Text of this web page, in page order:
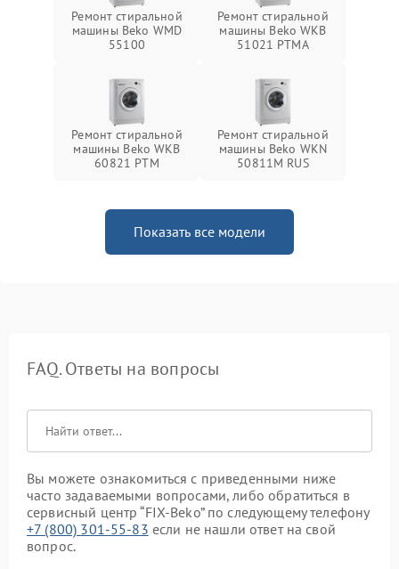
Ремонт стиральной
машины Beko WMD
55100
Ремонт стиральной
машины Beko WKB
51021 PTМА
Ремонт стиральной
машины Beko WKB
60821 PTМ
Ремонт стиральной
машины Beko WKN
50811M RUS
Показать все модели
FAQ. Ответы на вопросы
Вы можете ознакомиться с приведенными ниже
часто задаваемыми вопросами, либо обратиться в
сервисный центр “FIX-Beko” по следующему телефону
+7 (800) 301-55-83 если не нашли ответ на свой
вопрос.